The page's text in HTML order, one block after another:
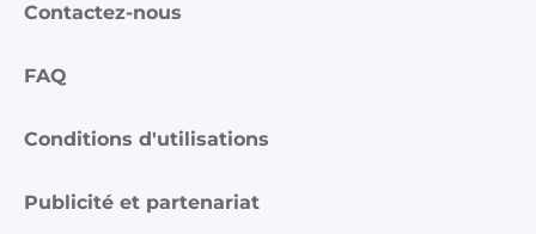
Contactez-nous
FAQ
Conditions d'utilisations
Publicité et partenariat